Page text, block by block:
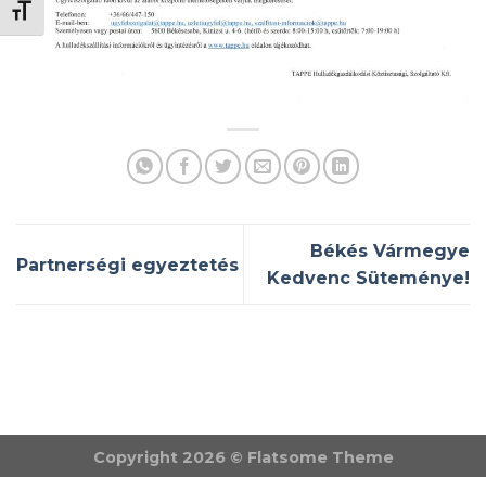
BETŰMÉRET VÁLTÁSA
Partnerségi egyeztetés
Békés Vármegye
Kedvenc Süteménye!
Copyright 2026 © Flatsome Theme